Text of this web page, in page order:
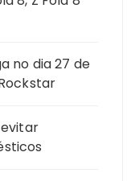
no dia 27 de